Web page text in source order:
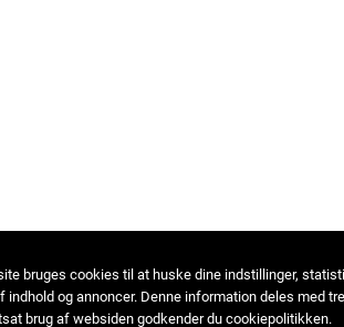
bruges cookies til at huske dine indstillinger,
indhold og annoncer. Denne information deles med
brug af websiden godkender du cookiepolitikken.